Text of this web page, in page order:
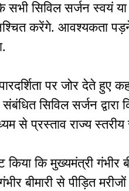
सभी सिविल सर्जन स्वयं
करेंगे. आवश्यकता
पर जोर देते हुए
सिविल सर्जन
से प्रस्ताव राज्य
किया कि मुख्यमंत्री गंभीर
बीमारी से पीड़ित